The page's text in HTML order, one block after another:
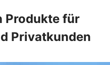
Produkte für
Privatkunden